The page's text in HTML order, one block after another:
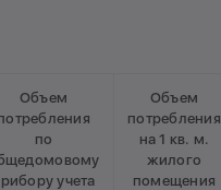
Объем
по
учета
Объем
потребления
на 1 кв. м.
жилого
помещения